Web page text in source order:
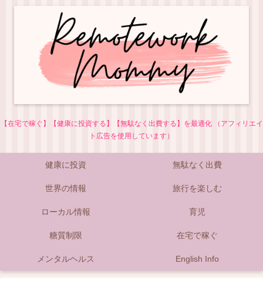
【在宅で稼ぐ】【健康に投資する】【無駄なく出費する】を最適化 （アフィリエイ
ト広告を使用しています）
健康に投資 無駄なく出費
世界の情報 旅行を楽しむ
ローカル情報 育児
糖質制限 在宅で稼ぐ
メンタルヘルス English Info